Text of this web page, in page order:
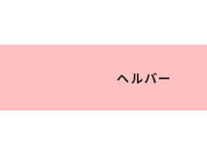
ヘルパー